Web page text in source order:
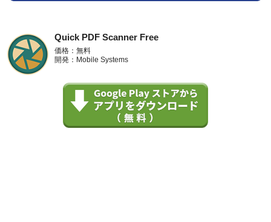
Quick PDF Scanner Free
価格：無料
開発：Mobile Systems